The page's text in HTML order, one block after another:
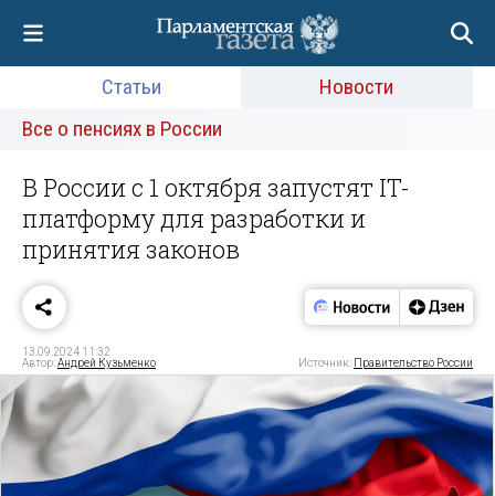
Статьи
Новости
Все о пенсиях в России
В России с 1 октября запустят IT-
платформу для разработки и
принятия законов
13.09.2024 11:32
Автор:Андрей Кузьменко Источник: Правительство России